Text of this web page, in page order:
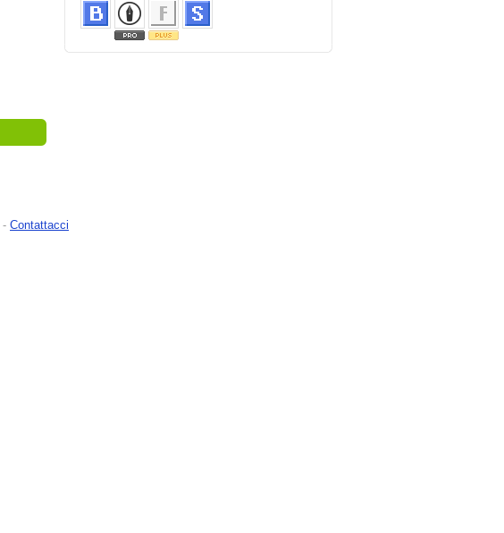
- Contattacci